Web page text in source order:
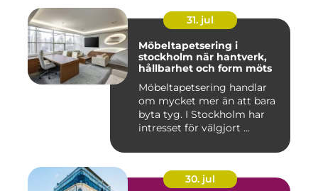
31. jul
Möbeltapetsering i
stockholm när hantverk,
hållbarhet och form möts
Möbeltapetsering handlar
om mycket mer än att bara
byta tyg. I Stockholm har
intresset för välgjort ...
30. jul